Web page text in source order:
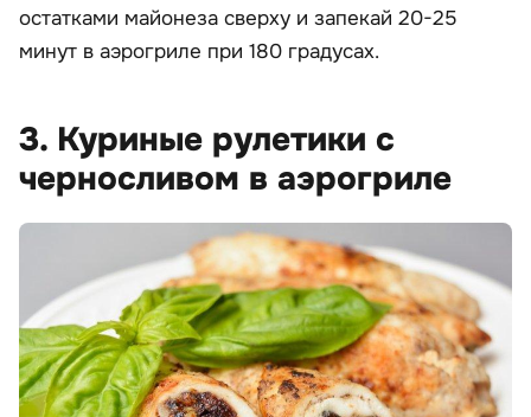
остатками майонеза сверху и запекай 20-25
минут в аэрогриле при 180 градусах.
3. Куриные рулетики с
черносливом в аэрогриле